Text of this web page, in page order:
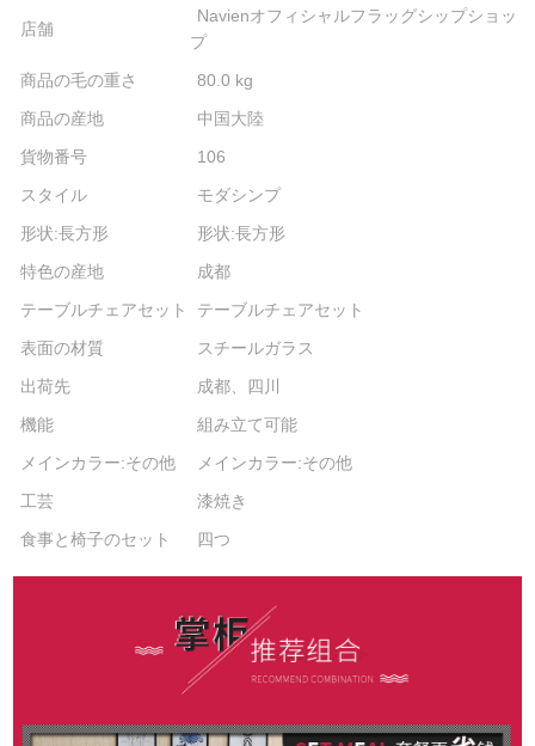
店舗
Navienオフィシャルフラッグシップショッ
プ
商品の毛の重さ
80.0 kg
商品の産地
中国大陸
貨物番号
106
スタイル
モダシンプ
形状:長方形
形状:長方形
特色の産地
成都
テーブルチェアセット
テーブルチェアセット
表面の材質
スチールガラス
出荷先
成都、四川
機能
組み立て可能
メインカラー:その他
メインカラー:その他
工芸
漆焼き
食事と椅子のセット
四つ